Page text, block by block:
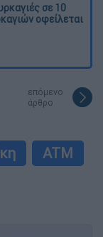
σε 10
οφείλεται
επόμενο
άρθρο
ATM